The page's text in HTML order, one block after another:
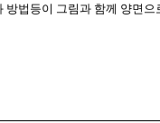
법등이 그림과 함께 양면으